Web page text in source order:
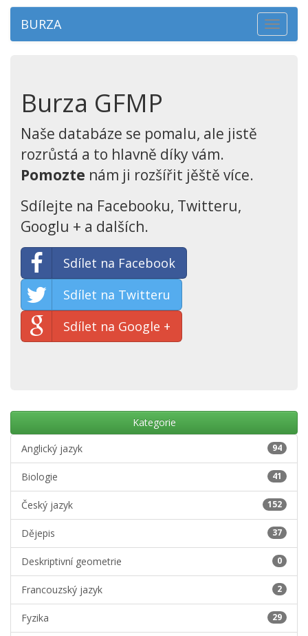
Toggle
BURZA
Burza GFMP
Naše databáze se pomalu, ale jistě
rozrůstá a to hlavně díky vám.
Pomozte nám ji rozšířit jěště více.
Sdílejte na Facebooku, Twitteru,
Googlu + a dalších.
Sdílet na Facebook
Sdílet na Twitteru
Sdílet na Google +
Kategorie
Anglický jazyk
94
Biologie 41
Český jazyk 152
Dějepis 37
Deskriptivní geometrie 0
Francouzský jazyk 2
Fyzika 29